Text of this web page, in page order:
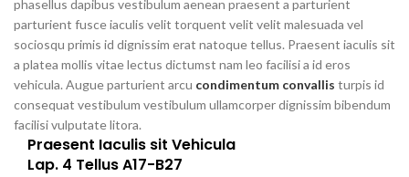
phasellus dapibus vestibulum aenean praesent a parturient
parturient fusce iaculis velit torquent velit velit malesuada vel
sociosqu primis id dignissim erat natoque tellus. Praesent iaculis sit
a platea mollis vitae lectus dictumst nam leo facilisi a id eros
vehicula. Augue parturient arcu condimentum convallis turpis id
consequat vestibulum vestibulum ullamcorper dignissim bibendum
facilisi vulputate litora.
Praesent Iaculis sit Vehicula
Lap. 4 Tellus A17-B27